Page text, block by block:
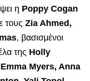
η Poppy Cogan
τους Zia Ahmed,
, βασισμένοι
της Holly
Emma Myers, Anna